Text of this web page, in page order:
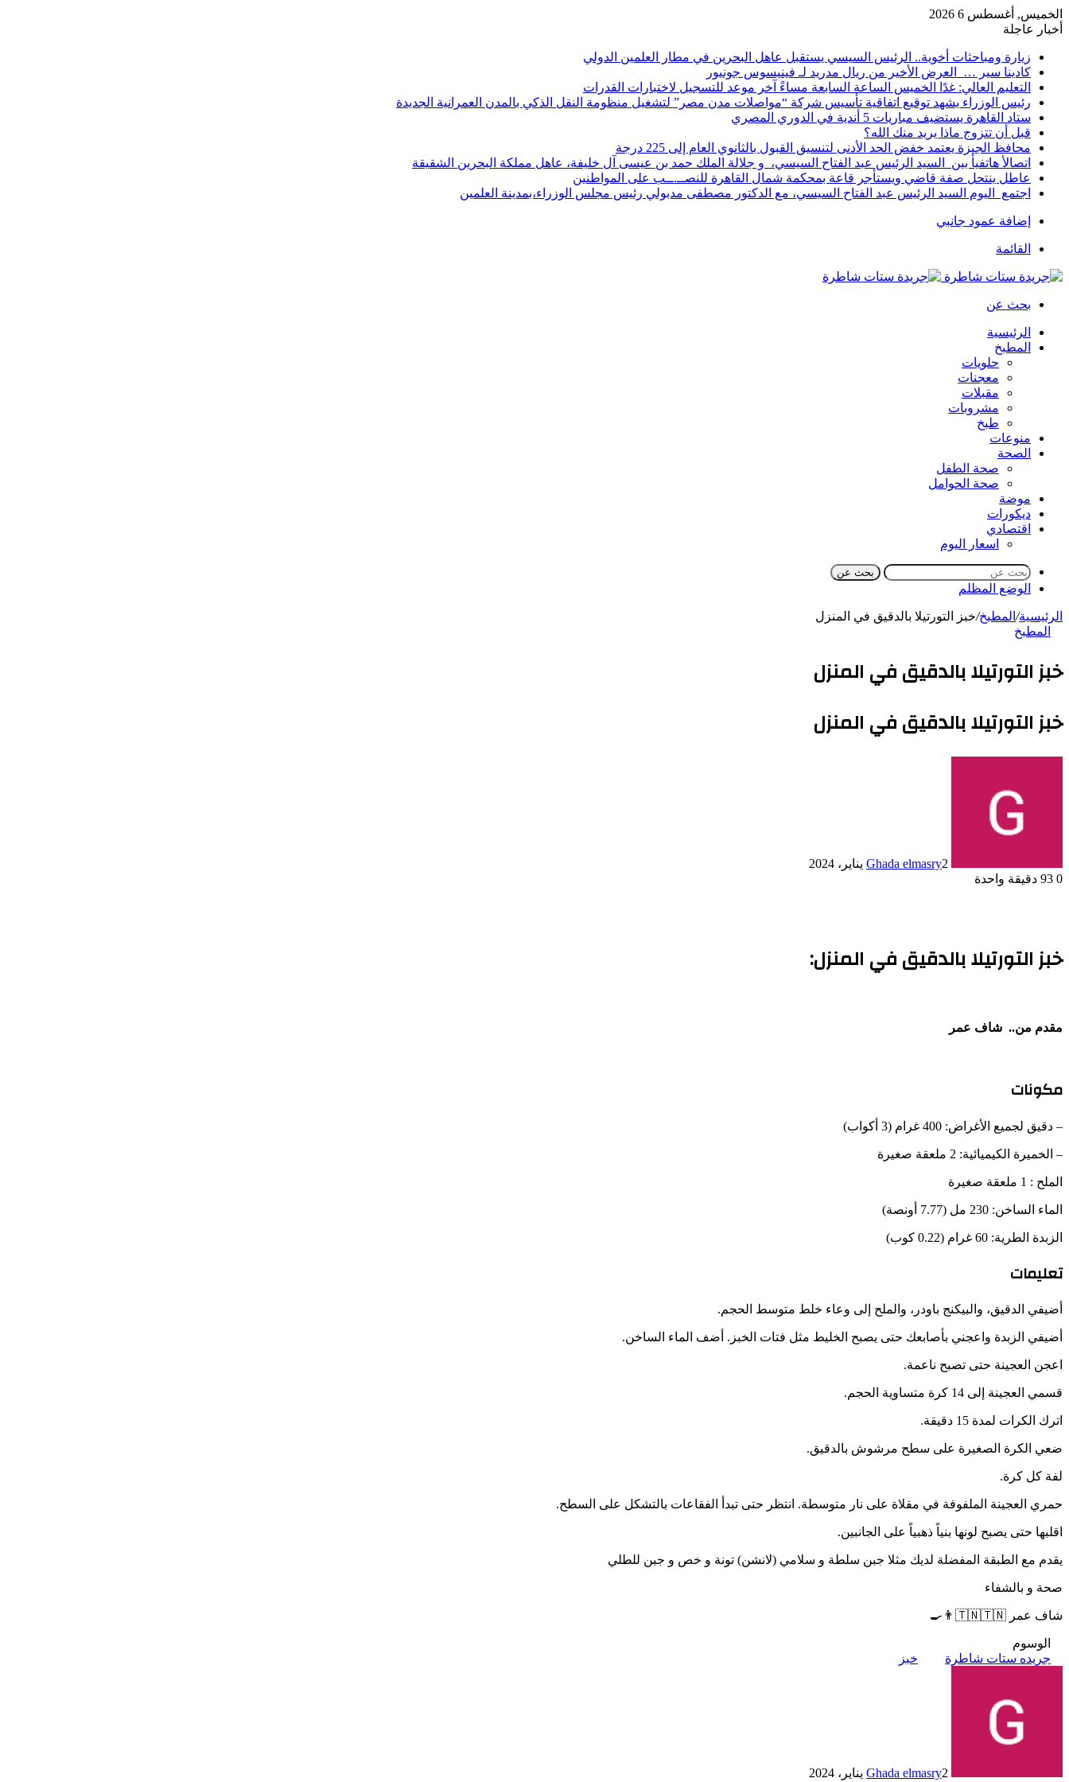
الخميس, أغسطس 6 2026
أخبار عاجلة
زيارة ومباحثات أخوية.. الرئيس السيسي يستقبل عاهل البحرين في مطار العلمين الدولي
كادينا سير … العرض الأخير من ريال مدريد لـ فينيسوس جونيور
التعليم العالي: غدًا الخميس الساعة السابعة مساءً آخر موعد للتسجيل لاختبارات القدرات
رئيس الوزراء يشهد توقيع اتفاقية تأسيس شركة “مواصلات مدن مصر” لتشغيل منظومة النقل الذكي بالمدن العمرانية الجديدة
ستاد القاهرة يستضيف مباريات 5 أندية في الدوري المصري
قبل أن تتزوج ماذا يريد منك الله؟
محافظ الجيزة يعتمد خفض الحد الأدنى لتنسيق القبول بالثانوي العام إلى 225 درجة
اتصالأ هاتفيأ بين السيد الرئيس عبد الفتاح السيسي، و جلالة الملك حمد بن عيسى آل خليفة، عاهل مملكة البحرين الشقيقة
عاطل ينتحل صفة قاضي ويستأجر قاعة بمحكمة شمال القاهرة للنصــ.ــب على المواطنين
اجتمع اليوم السيد الرئيس عبد الفتاح السيسي، مع الدكتور مصطفى مدبولي رئيس مجلس الوزراء،بمدينة العلمين
إضافة عمود جانبي
القائمة
بحث عن
الرئيسية
المطبخ
حلويات
معجنات
مقبلات
مشروبات
طبخ
منوعات
الصحة
صحة الطفل
صحة الحوامل
موضة
ديكورات
اقتصادي
اسعار اليوم
بحث عن
الوضع المظلم
الرئيسية/ المطبخ/خبز التورتيلا بالدقيق في المنزل
المطبخ
خبز التورتيلا بالدقيق في المنزل
خبز التورتيلا بالدقيق في المنزل
Ghada elmasry2 يناير، 2024
0
دقيقة واحدة
خبز التورتيلا بالدقيق في المنزل:
مقدم من.. شاف عمر
مكونات
– دقيق لجميع الأغراض: 400 غرام (3 أكواب)
– الخميرة الكيميائية: 2 ملعقة صغيرة
الملح : 1 ملعقة صغيرة
الماء الساخن: 230 مل (7.77 أونصة)
الزبدة الطرية: 60 غرام (0.22 كوب)
تعليمات
أضيفي الدقيق، والبيكنج باودر، والملح إلى وعاء خلط متوسط الحجم.
أضيفي الزبدة واعجني بأصابعك حتى يصبح الخليط مثل فتات الخبز. أضف الماء الساخن.
اعجن العجينة حتى تصبح ناعمة.
قسمي العجينة إلى 14 كرة متساوية الحجم.
اترك الكرات لمدة 15 دقيقة.
ضعي الكرة الصغيرة على سطح مرشوش بالدقيق.
لفة كل كرة.
حمري العجينة الملفوفة في مقلاة على نار متوسطة. انتظر حتى تبدأ الفقاعات بالتشكل على السطح.
اقلبها حتى يصبح لونها بنياً ذهبياً على الجانبين.
يقدم مع الطبقة المفضلة لديك مثلا جبن سلطة و سلامي (لانشن) تونة و خص و جبن للطلي
صحة و بالشفاء
شاف عمر 🇹🇳🇹🇳👨‍🍳
الوسوم
جريده ستات شاطرة
خبز
Ghada elmasry2 يناير، 2024